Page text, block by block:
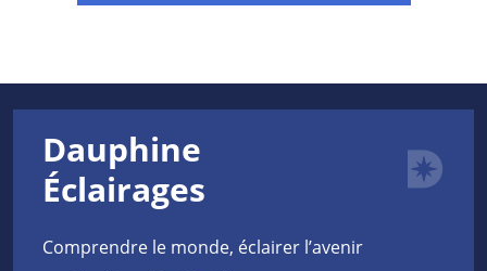
Dauphine
Éclairages
Comprendre le monde, éclairer l’avenir